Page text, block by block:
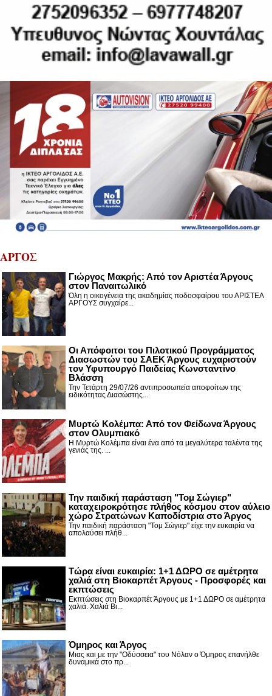
ΑΡΓΟΣ
Γιώργος Μακρής: Από τον Αριστέα Άργους
στον Παναιτωλικό
Όλη η οικογένεια της ακαδημίας ποδοσφαίρου του ΑΡΙΣΤΕΑ
ΑΡΓΟΥΣ συγχαίρε...
Οι Απόφοιτοι του Πιλοτικού Προγράμματος
Διασωστών του ΣΑΕΚ Άργους ευχαριστούν
τον Υφυπουργό Παιδείας Κωνσταντίνο
Βλάσση
Την Τετάρτη 29/07/26 αντιπροσωπεία αποφοίτων της
ειδικότητας Διασώστης...
Μυρτώ Κολέμπα: Από τον Φείδωνα Άργους
στον Ολυμπιακό
Η Μυρτώ Κολέμπα είναι ένα από τα μεγαλύτερα ταλέντα της
γενιάς της. ...
Την παιδική παράσταση "Τομ Σώγιερ"
καταχειροκρότησε πλήθος κόσμου στον αύλειο
χώρο Στρατώνων Καποδίστρια στο Άργος
Την παιδική παράσταση "Τομ Σώγιερ" είχε την ευκαιρία να
απολαύσει πλήθ...
Τώρα είναι ευκαιρία: 1+1 ΔΩΡΟ σε αμέτρητα
χαλιά στη Βιοκαρπέτ Άργους - Προσφορές και
εκπτώσεις
Εκπτώσεις στη Βιοκαρπέτ Άργους με 1+1 ΔΩΡΟ σε αμέτρητα
χαλιά. Χαλιά Βι...
Όμηρος και Άργος
Μιας και με την "Οδύσσεια" του Νόλαν ο Όμηρος επανήλθε
δυναμικά στο πρ...